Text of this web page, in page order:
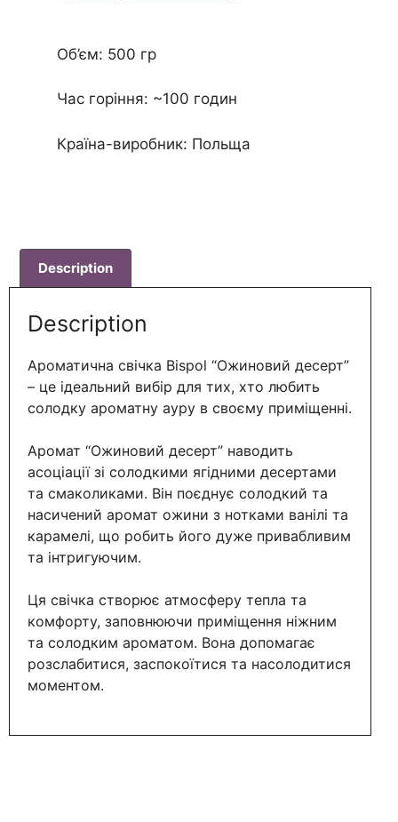
Об’єм: 500 гр
Час горіння: ~100 годин
Країна-виробник: Польща
Description
Description
Ароматична свічка Bispol “Ожиновий десерт”
– це ідеальний вибір для тих, хто любить
солодку ароматну ауру в своєму приміщенні.
Аромат “Ожиновий десерт” наводить
асоціації зі солодкими ягідними десертами
та смаколиками. Він поєднує солодкий та
насичений аромат ожини з нотками ванілі та
карамелі, що робить його дуже привабливим
та інтригуючим.
Ця свічка створює атмосферу тепла та
комфорту, заповнюючи приміщення ніжним
та солодким ароматом. Вона допомагає
розслабитися, заспокоїтися та насолодитися
моментом.